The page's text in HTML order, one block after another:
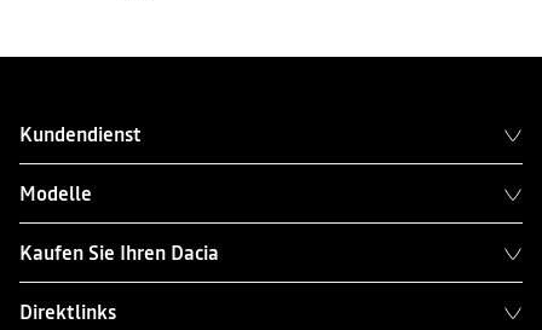
Kundendienst
Modelle
Kaufen Sie Ihren Dacia
Direktlinks